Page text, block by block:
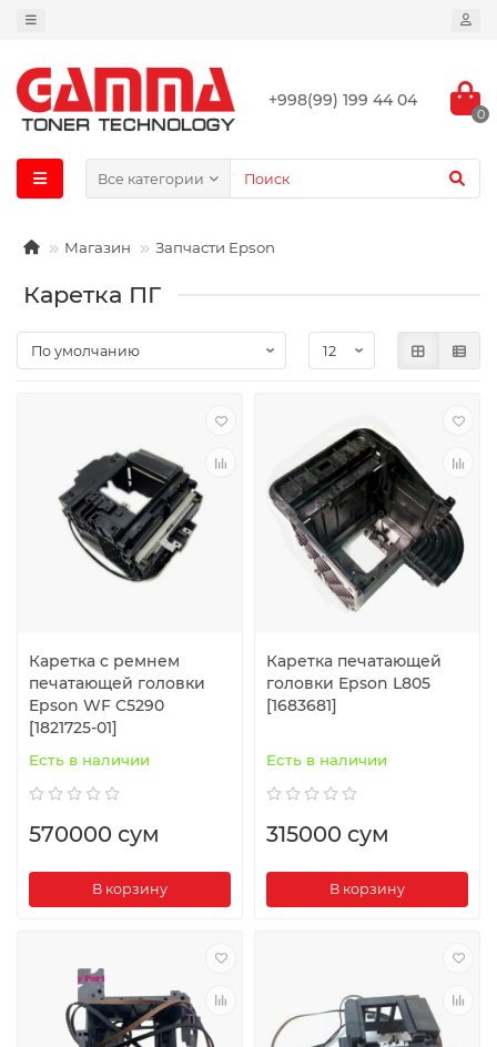
+998(99) 199 44 04
0
Все категории
Магазин Запчасти Epson
Каретка ПГ
Каретка c ремнем
печатающей головки
Epson WF C5290
[1821725-01]
Есть в наличии
570000 сум
В корзину
Каретка печатающей
головки Epson L805
[1683681]
Есть в наличии
315000 сум
В корзину